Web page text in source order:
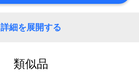
詳細を展開する
類似品